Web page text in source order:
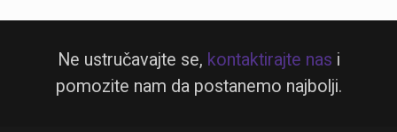
Ne ustručavajte se, kontaktirajte nas i
pomozite nam da postanemo najbolji.